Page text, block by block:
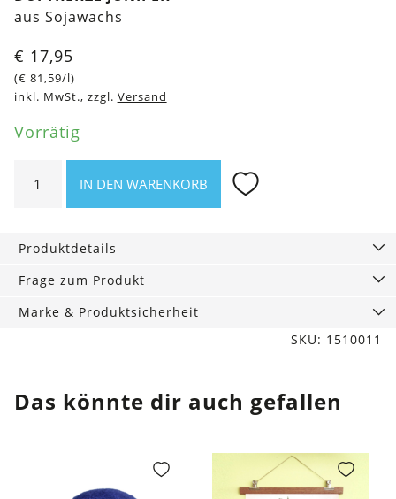
aus Sojawachs
€ 17,95
(€ 81,59/l)
inkl. MwSt., zzgl. Versand
Vorrätig
Juniper
IN DEN WARENKORB
Produktdetails
Frage zum Produkt
Marke & Produktsicherheit
SKU: 1510011
Das könnte dir auch gefallen